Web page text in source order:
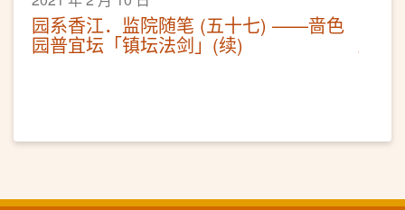
园系香江．监院随笔 (五十七) ——啬色
园普宜坛「镇坛法剑」(续)